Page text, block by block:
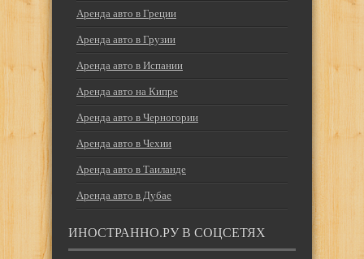
Аренда авто в Греции
Аренда авто в Грузии
Аренда авто в Испании
Аренда авто на Кипре
Аренда авто в Черногории
Аренда авто в Чехии
Аренда авто в Таиланде
Аренда авто в Дубае
ИНОСТРАННО.РУ В СОЦСЕТЯХ